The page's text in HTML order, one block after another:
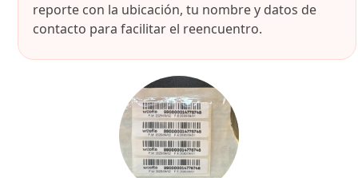
reporte con la ubicación, tu nombre y datos de
contacto para facilitar el reencuentro.